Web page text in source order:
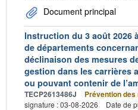
Document principal
Instruction du 3 août 2026
de départements
déclinaison des mesures
gestion dans les carrières
ou pouvant contenir de
TECP2613486J Prévention
signature : 03-08-2026
Date de